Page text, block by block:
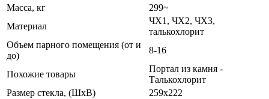
Масса, кг
299~
Материал
ЧХ1, ЧХ2, ЧХ3,
талькохлорит
Объем парного помещения (от и
до)
8-16
Похожие товары
Портал из камня -
Талькохлорит
Размер стекла, (ШхВ)
259х222